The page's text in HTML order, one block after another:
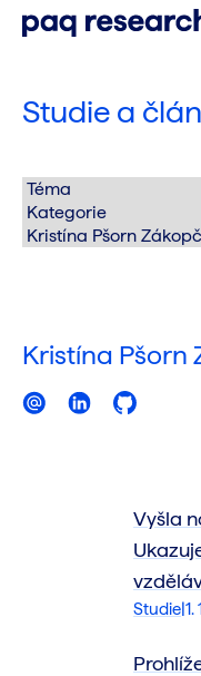
Studie a
Kristína Pšorn
E-mailLinkedIn
Studie|1.
Vyšla